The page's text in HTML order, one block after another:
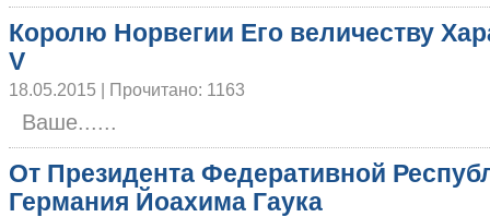
Королю Норвегии Его величеству
V
18.05.2015 | Прочитано: 1163
Ваше......
От Президента Федеративной
Германия Йоахима Гаука